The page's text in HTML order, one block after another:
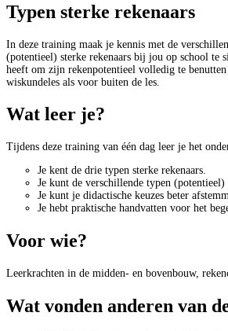
Typen sterke rekenaars
In deze training maak je kennis met de
(potentieel) sterke rekenaars bij jou op school te
heeft om zijn rekenpotentieel volledig te
wiskundeles als voor buiten de les.
Wat leer je?
Tijdens deze training van één dag leer je het
Je kent de drie typen sterke rekenaars.
Je kunt de verschillende typen
Je kunt je didactische keuzes beter
Je hebt praktische handvatten voor het
Voor wie?
Leerkrachten in de midden- en bovenbouw,
Wat vonden anderen van